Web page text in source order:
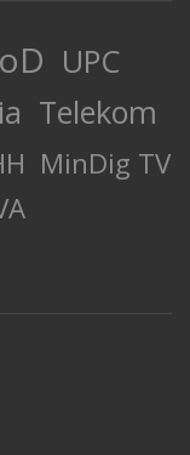
UPC
Telekom
MinDig TV